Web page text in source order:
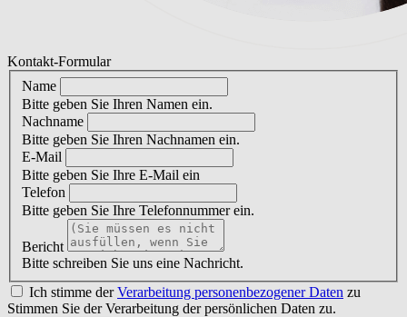
Kontakt-Formular
Name
Bitte geben Sie Ihren Namen ein.
Nachname
Bitte geben Sie Ihren Nachnamen ein.
E-Mail
Bitte geben Sie Ihre E-Mail ein
Telefon
Bitte geben Sie Ihre Telefonnummer ein.
Bericht
Bitte schreiben Sie uns eine Nachricht.
Ich stimme derVerarbeitung personenbezogener Daten zu
Stimmen Sie der Verarbeitung der persönlichen Daten zu.